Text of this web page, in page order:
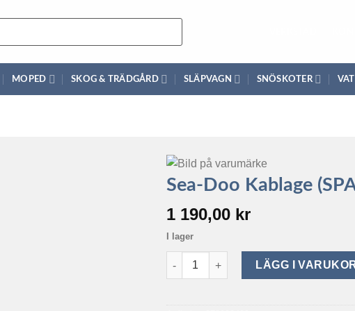
MOPED SKOG & TRÄDGÅRD SLÄPVAGN SNÖSKOTER
Sea-Doo Kablage
1 190,00 kr
I lager
Sea-Doo Kablage (SPARK med iBR
LÄGG I